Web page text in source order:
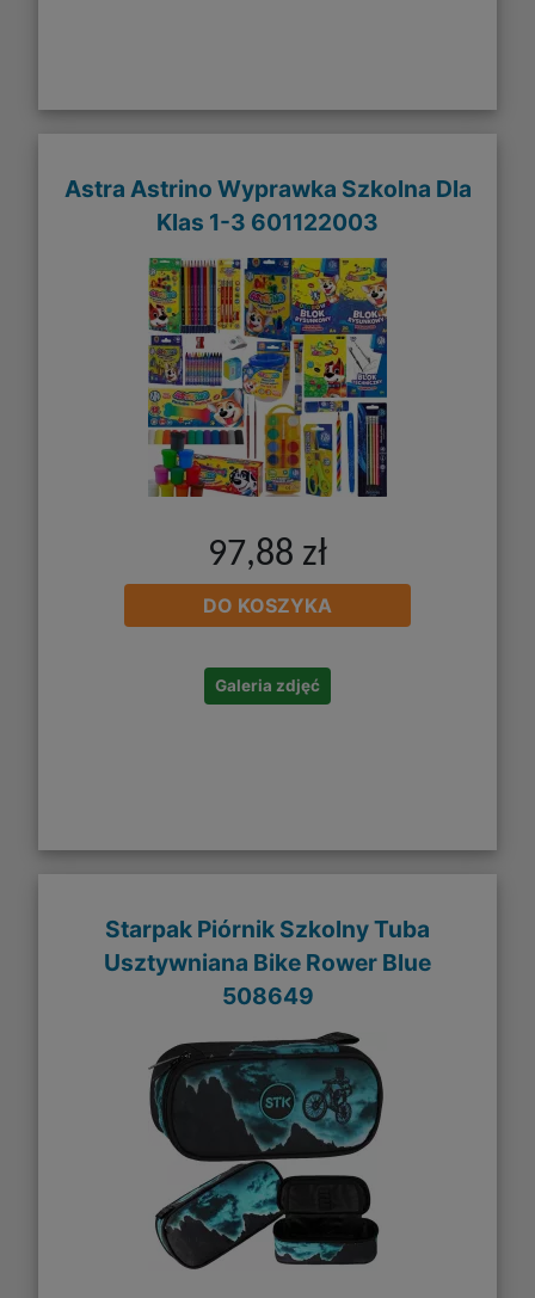
Astra Astrino Wyprawka Szkolna Dla
Klas 1-3 601122003
97,88 zł
DO KOSZYKA
Galeria zdjęć
Starpak Piórnik Szkolny Tuba
Usztywniana Bike Rower Blue
508649